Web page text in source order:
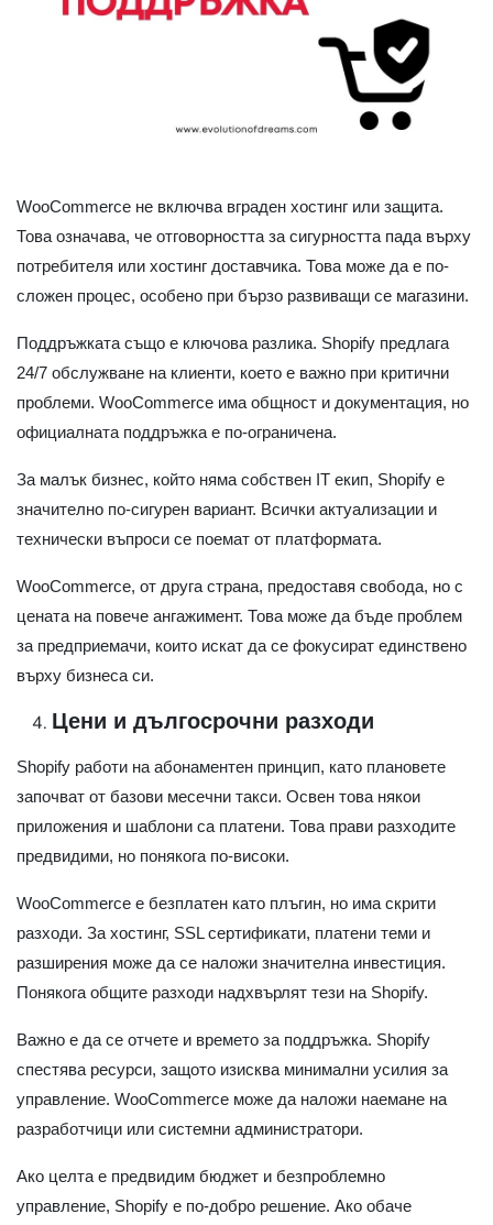
WooCommerce не включва вграден хостинг или защита.
Това означава, че отговорността за сигурността пада върху
потребителя или хостинг доставчика. Това може да е по-
сложен процес, особено при бързо развиващи се магазини.
Поддръжката също е ключова разлика. Shopify предлага
24/7 обслужване на клиенти, което е важно при критични
проблеми. WooCommerce има общност и документация, но
официалната поддръжка е по-ограничена.
За малък бизнес, който няма собствен IT екип, Shopify е
значително по-сигурен вариант. Всички актуализации и
технически въпроси се поемат от платформата.
WooCommerce, от друга страна, предоставя свобода, но с
цената на повече ангажимент. Това може да бъде проблем
за предприемачи, които искат да се фокусират единствено
върху бизнеса си.
Цени и дългосрочни разходи
Shopify работи на абонаментен принцип, като плановете
започват от базови месечни такси. Освен това някои
приложения и шаблони са платени. Това прави разходите
предвидими, но понякога по-високи.
WooCommerce е безплатен като плъгин, но има скрити
разходи. За хостинг, SSL сертификати, платени теми и
разширения може да се наложи значителна инвестиция.
Понякога общите разходи надхвърлят тези на Shopify.
Важно е да се отчете и времето за поддръжка. Shopify
спестява ресурси, защото изисква минимални усилия за
управление. WooCommerce може да наложи наемане на
разработчици или системни администратори.
Ако целта е предвидим бюджет и безпроблемно
управление, Shopify е по-добро решение. Ако обаче